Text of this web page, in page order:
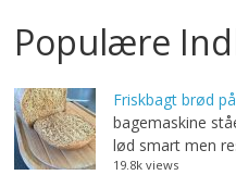
Populære
Friskbagt brød
bagemaskine
lød smart men
19.8k views